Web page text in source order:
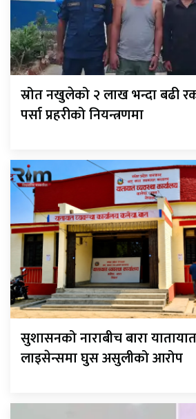
स्रोत नखुलेको २ लाख भन्दा बढी
पर्सा प्रहरीको नियन्त्रणमा
सुशासनको नाराबीच बारा
लाइसेन्समा घुस असुलीको आरोप